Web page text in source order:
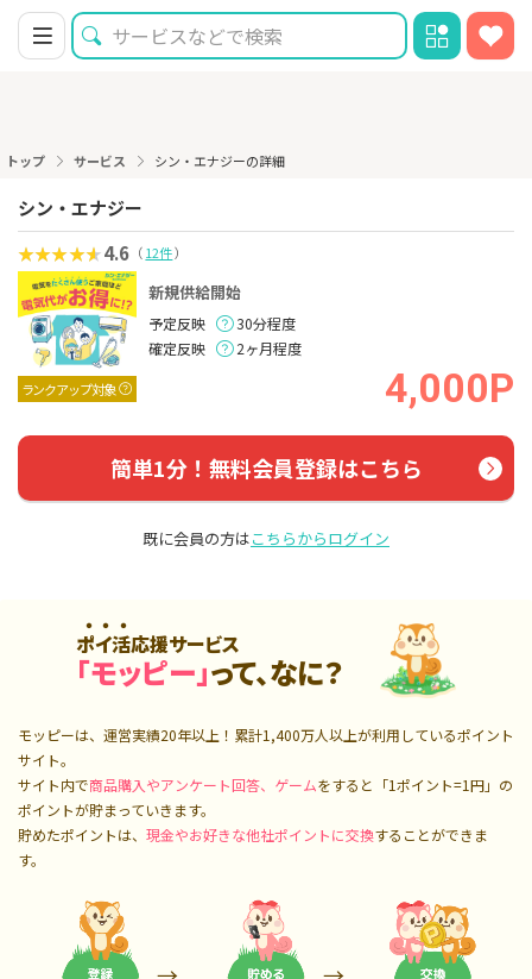
トップ サービス シン・エナジーの詳細
シン・エナジー
4.6 （12件）
ランクアップ対象
新規供給開始
予定反映
30分程度
確定反映
2ヶ月程度
4,000P
簡単1分！無料会員登録はこちら
既に会員の方はこちらからログイン
ポイ活応援サービス
「モッピー」って、なに？
モッピーは、運営実績20年以上！累計1,400万人以上が利用しているポイント
サイト。
サイト内で商品購入やアンケート回答、ゲームをすると「1ポイント=1円」の
ポイントが貯まっていきます。
貯めたポイントは、 現金やお好きな他社ポイントに交換することができま
す。